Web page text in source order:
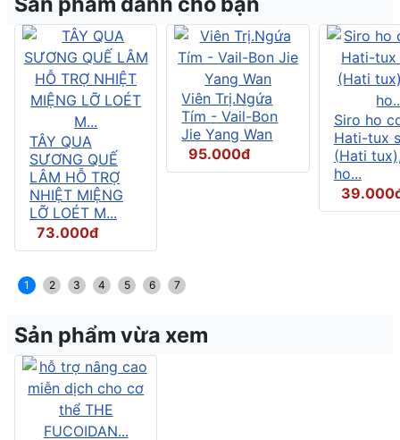
TÂY QUA
SƯƠNG QUẾ
LÂM HỖ TRỢ
NHIỆT MIỆNG
LỠ LOÉT M...
73.000đ
Viên Trị.Ngứa
Tím - Vail-Bon
Jie Yang Wan
95.000đ
Siro ho
Hati-tux
(Hati
ho...
1 2 3 4 5 6 7
Sản phẩm vừa xem